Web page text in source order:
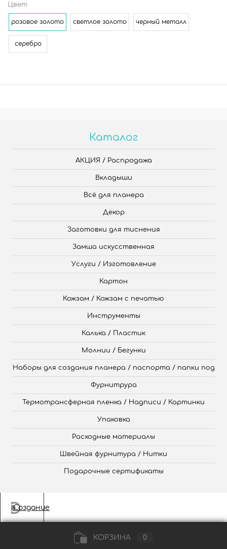
Цвет
розовое золото светлое золото черный металл
серебро
Каталог
АКЦИЯ / Распродажа
Вкладыши
Всё для планера
Декор
Заготовки для тиснения
Замша искусственная
Услуги / Изготовление
Картон
Кожзам / Кожзам с печатью
Инструменты
Калька / Пластик
Молнии / Бегунки
Наборы для создания планера / паспорта / папки под
Фурнитрура
Термотрансферная пленка / Надписи / Картинки
Упаковка
Расходные материалы
Швейная фурнитура / Нитки
Подарочные сертификаты
Создание
КОРЗИНА 0